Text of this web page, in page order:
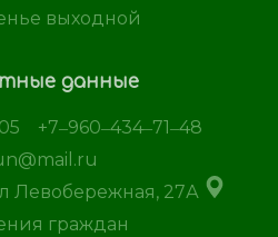
выходной
данные
+7‒960‒434‒71‒48
Левобережная, 27А
граждан